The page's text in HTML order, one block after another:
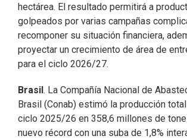
hectárea. El resultado permitirá a
golpeados por varias campañas
recomponer su situación financiera,
proyectar un crecimiento de área de
para el ciclo 2026/27.
Brasil. La Compañía Nacional de
Brasil (Conab) estimó la producción
ciclo 2025/26 en 358,6 millones de
nuevo récord con una suba de 1,8%